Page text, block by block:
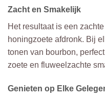
Zacht en Smakelijk
Het resultaat is een
honingzoete afdronk. Bij
tonen van bourbon,
zoete en fluweelzachte
Genieten op Elke